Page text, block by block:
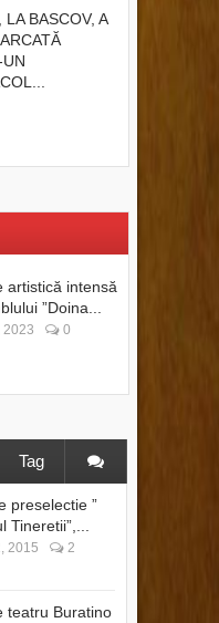
LA BASCOV, A
artistică intensă
”Doina...
2023 0
Tag
preselectie ”
Tineretii”,...
2015 2
teatru Buratino